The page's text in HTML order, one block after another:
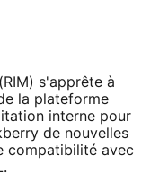
s'apprête à
la plateforme
interne pour
de nouvelles
compatibilité avec